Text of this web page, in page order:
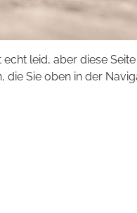
leid, aber diese
die Sie oben in der